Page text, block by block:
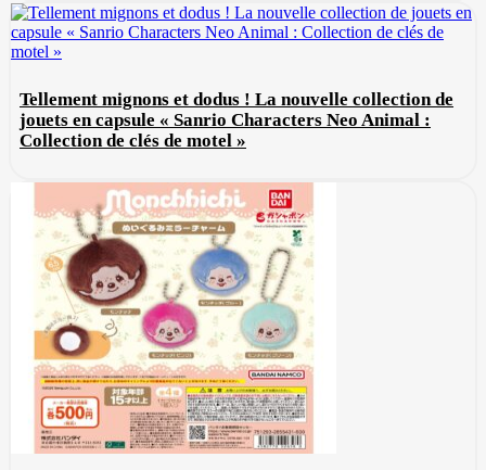
Tellement mignons et dodus ! La nouvelle collection de
jouets en capsule « Sanrio Characters Neo Animal :
Collection de clés de motel »